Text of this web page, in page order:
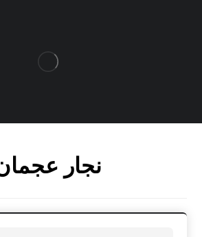
نجار